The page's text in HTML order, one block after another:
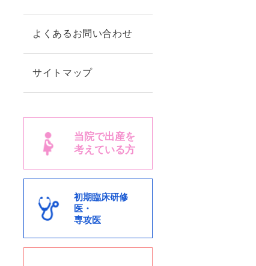
よくあるお問い合わせ
サイトマップ
当院で出産を
考えている方
初期臨床研修
医・
専攻医